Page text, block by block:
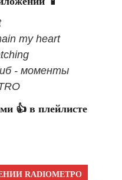
my heart
- моменты
👍 в плейлисте
RADIOМЕТРО